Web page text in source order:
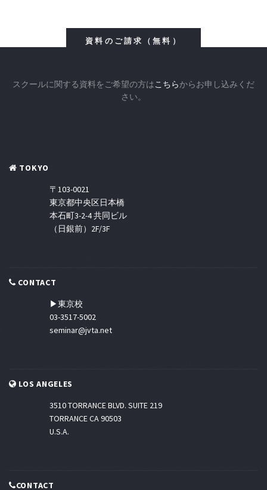
資料のご請求（無料）
スクールに関する資料をご希望の方はこちらからお申し込みくだ
さい。
TOKYO
〒103-0021
東京都中央区日本橋
本石町3-2-4 共同ビル
（日銀前）2F/3F
CONTACT
▶東京校
03-3517-5002
seminar@jvta.net
LOS ANGELES
3510 TORRANCE BLVD. SUITE 219
TORRANCE CA 90503
U.S.A.
CONTACT